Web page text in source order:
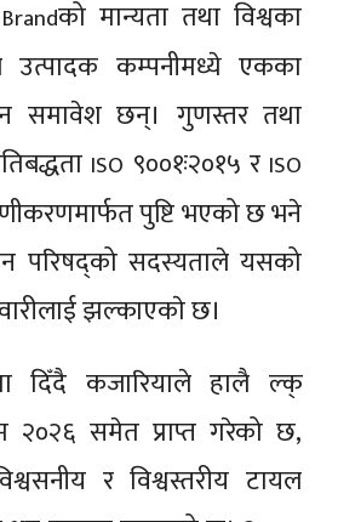
को मान्यता तथा विश्वका
कम्पनीमध्ये एकका
समावेश छन्। गुणस्तर तथा
ISO ९००१ः२०१५ र ISO
पुष्टि भएको छ भने
परिषद्को सदस्यताले यसको
झल्काएकाे छ।
दिँदै कजारियाले हालै ल्क्
२०२६ समेत प्राप्त गरेको छ,
र विश्वस्तरीय टायल